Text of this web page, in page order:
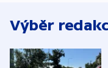
Výběr